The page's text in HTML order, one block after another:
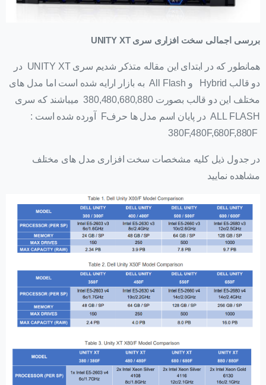
بررسی اجمالی سخت افزاری سری UNITY XT
همانطور که در ابتدای این مقاله متذکر شدیم سری UNITY XT در
دو قالب Hybrid و All Flash به بازار ارایه شده است اما مدل های
مختلف این دو قالب بصورت 380,480,680,880 میباشند که سری
ALL FLASH در پایان اسم مدل ها حرفF آورده شده است :
در جدول ذیل کلیه مشخصات سخت افزاری مدل های مختلف
مشاهده نمایید